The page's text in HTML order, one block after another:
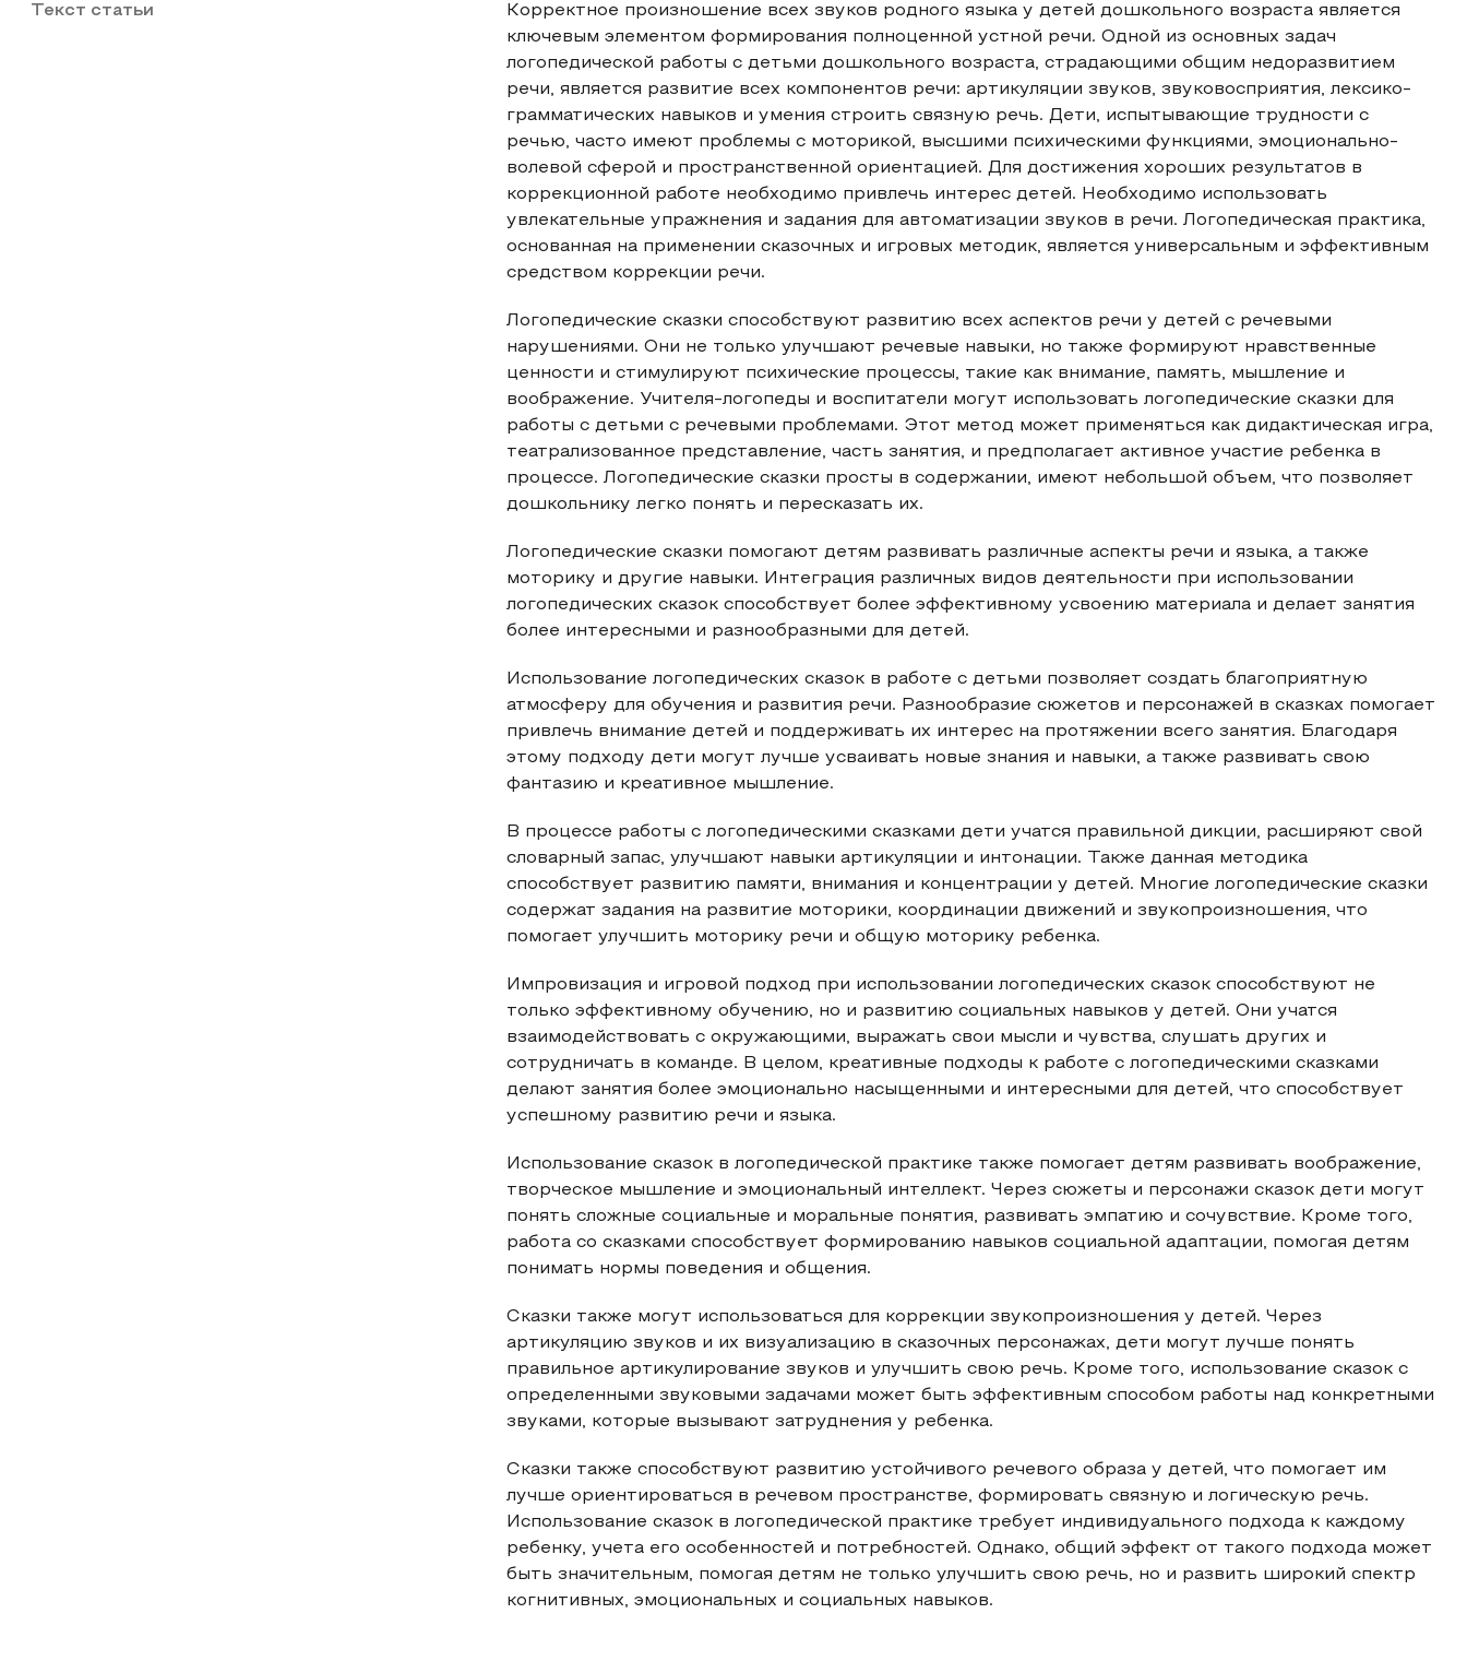
Текст статьи
Корректное произношение всех звуков родного языка у детей дошкольного возраста является
ключевым элементом формирования полноценной устной речи. Одной из основных задач
логопедической работы с детьми дошкольного возраста, страдающими общим недоразвитием
речи, является развитие всех компонентов речи: артикуляции звуков, звуковосприятия, лексико-
грамматических навыков и умения строить связную речь. Дети, испытывающие трудности с
речью, часто имеют проблемы с моторикой, высшими психическими функциями, эмоционально-
волевой сферой и пространственной ориентацией. Для достижения хороших результатов в
коррекционной работе необходимо привлечь интерес детей. Необходимо использовать
увлекательные упражнения и задания для автоматизации звуков в речи. Логопедическая практика,
основанная на применении сказочных и игровых методик, является универсальным и эффективным
средством коррекции речи.
Логопедические сказки способствуют развитию всех аспектов речи у детей с речевыми
нарушениями. Они не только улучшают речевые навыки, но также формируют нравственные
ценности и стимулируют психические процессы, такие как внимание, память, мышление и
воображение. Учителя-логопеды и воспитатели могут использовать логопедические сказки для
работы с детьми с речевыми проблемами. Этот метод может применяться как дидактическая игра,
театрализованное представление, часть занятия, и предполагает активное участие ребенка в
процессе. Логопедические сказки просты в содержании, имеют небольшой объем, что позволяет
дошкольнику легко понять и пересказать их.
Логопедические сказки помогают детям развивать различные аспекты речи и языка, а также
моторику и другие навыки. Интеграция различных видов деятельности при использовании
логопедических сказок способствует более эффективному усвоению материала и делает занятия
более интересными и разнообразными для детей.
Использование логопедических сказок в работе с детьми позволяет создать благоприятную
атмосферу для обучения и развития речи. Разнообразие сюжетов и персонажей в сказках помогает
привлечь внимание детей и поддерживать их интерес на протяжении всего занятия. Благодаря
этому подходу дети могут лучше усваивать новые знания и навыки, а также развивать свою
фантазию и креативное мышление.
В процессе работы с логопедическими сказками дети учатся правильной дикции, расширяют свой
словарный запас, улучшают навыки артикуляции и интонации. Также данная методика
способствует развитию памяти, внимания и концентрации у детей. Многие логопедические сказки
содержат задания на развитие моторики, координации движений и звукопроизношения, что
помогает улучшить моторику речи и общую моторику ребенка.
Импровизация и игровой подход при использовании логопедических сказок способствуют не
только эффективному обучению, но и развитию социальных навыков у детей. Они учатся
взаимодействовать с окружающими, выражать свои мысли и чувства, слушать других и
сотрудничать в команде. В целом, креативные подходы к работе с логопедическими сказками
делают занятия более эмоционально насыщенными и интересными для детей, что способствует
успешному развитию речи и языка.
Использование сказок в логопедической практике также помогает детям развивать воображение,
творческое мышление и эмоциональный интеллект. Через сюжеты и персонажи сказок дети могут
понять сложные социальные и моральные понятия, развивать эмпатию и сочувствие. Кроме того,
работа со сказками способствует формированию навыков социальной адаптации, помогая детям
понимать нормы поведения и общения.
Сказки также могут использоваться для коррекции звукопроизношения у детей. Через
артикуляцию звуков и их визуализацию в сказочных персонажах, дети могут лучше понять
правильное артикулирование звуков и улучшить свою речь. Кроме того, использование сказок с
определенными звуковыми задачами может быть эффективным способом работы над конкретными
звуками, которые вызывают затруднения у ребенка.
Сказки также способствуют развитию устойчивого речевого образа у детей, что помогает им
лучше ориентироваться в речевом пространстве, формировать связную и логическую речь.
Использование сказок в логопедической практике требует индивидуального подхода к каждому
ребенку, учета его особенностей и потребностей. Однако, общий эффект от такого подхода может
быть значительным, помогая детям не только улучшить свою речь, но и развить широкий спектр
когнитивных, эмоциональных и социальных навыков.